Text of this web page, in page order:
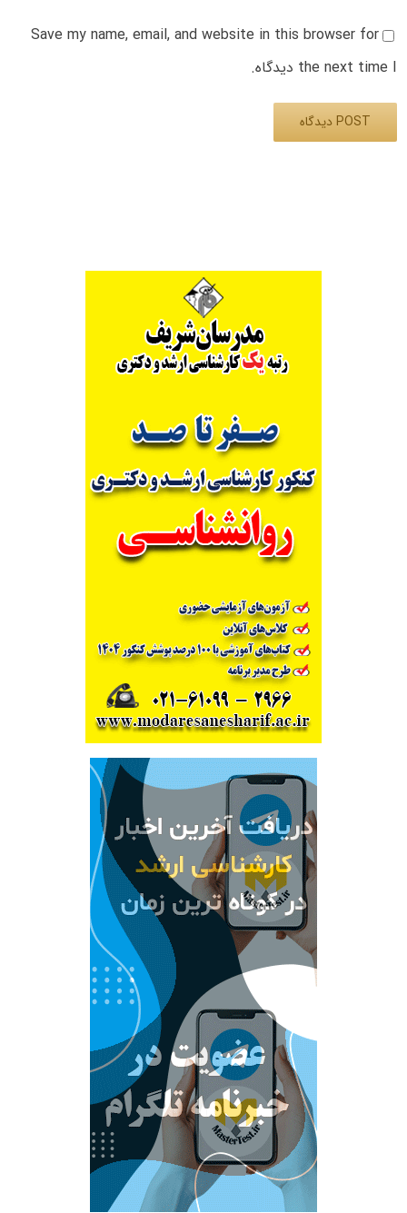
Save my name, email, and website in this browser for
the next time I دیدگاه.